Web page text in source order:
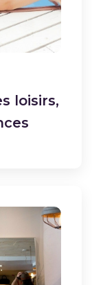
loisirs,